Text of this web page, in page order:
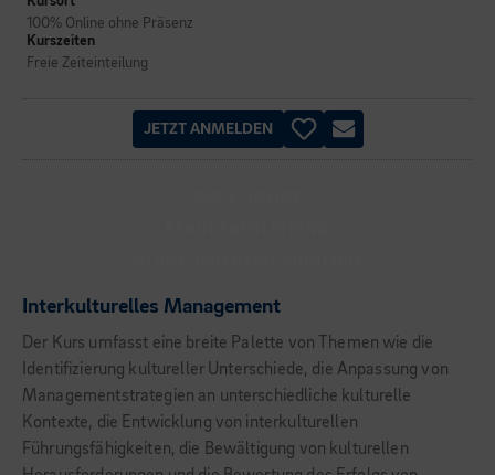
100% Online ohne Präsenz
Kurszeiten
Freie Zeiteinteilung
JETZT ANMELDEN
Interkulturelles Management
Der Kurs umfasst eine breite Palette von Themen wie die
Identifizierung kultureller Unterschiede, die Anpassung von
Managementstrategien an unterschiedliche kulturelle
Kontexte, die Entwicklung von interkulturellen
Führungsfähigkeiten, die Bewältigung von kulturellen